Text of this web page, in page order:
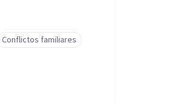
Conflictos familiares